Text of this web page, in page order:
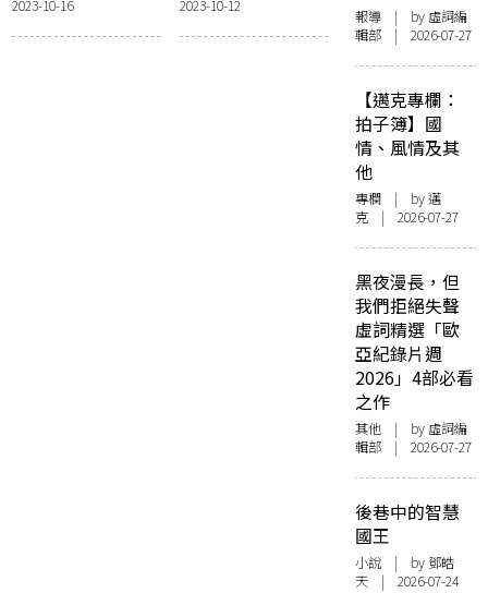
的文學策展：臺灣
文學館及其他文學
2023-10-16
學的正典化：中國
現代文學館
2023-10-12
報導 | by 虛詞編
輯部 | 2026-07-27
【邁克專欄：
拍子簿】國
情、風情及其
他
專欄 | by邁
克 | 2026-07-27
黑夜漫長，但
我們拒絕失聲
虛詞精選「歐
亞紀錄片週
2026」4部必看
之作
其他 | by 虛詞編
輯部 | 2026-07-27
後巷中的智慧
國王
小說 | by 鄧皓
天 | 2026-07-24